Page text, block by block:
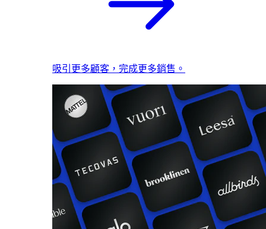
吸引更多顧客，完成更多銷售。